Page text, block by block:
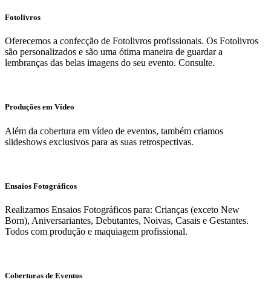
Fotolivros
Oferecemos a confecção de Fotolivros profissionais. Os Fotolivros
são personalizados e são uma ótima maneira de guardar a
lembranças das belas imagens do seu evento. Consulte.
Produções em Vídeo
Além da cobertura em vídeo de eventos, também criamos
slideshows exclusivos para as suas retrospectivas.
Ensaios Fotográficos
Realizamos Ensaios Fotográficos para: Crianças (exceto New
Born), Aniversariantes, Debutantes, Noivas, Casais e Gestantes.
Todos com produção e maquiagem profissional.
Coberturas de Eventos